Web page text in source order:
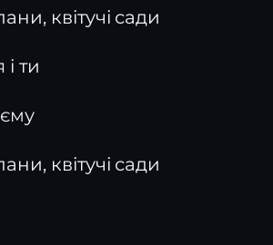
квітучі сади
і ти
квітучі сади